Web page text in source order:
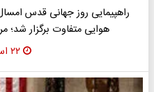
راهپیمایی روز جهانی قدس
هوایی متفاوت برگزار شد؛
۲۲ اسفند ۱۴۰۴